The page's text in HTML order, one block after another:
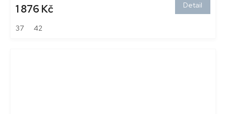
1 876 Kč Detail
37 42